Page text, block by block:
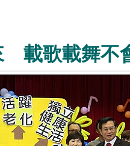
載歌載舞不